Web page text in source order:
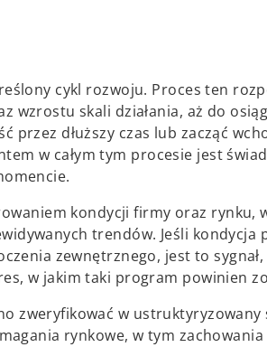
cykl rozwoju. Proces ten
wzrostu skali działania, aż do
dłuższy czas lub zacząć
w całym tym procesie jest
kondycji firmy oraz rynku,
trendów. Jeśli kondycja
zewnętrznego, jest to
w jakim taki program powinien
zweryfikować w ustruktyryzowany
rynkowe, w tym zachowania